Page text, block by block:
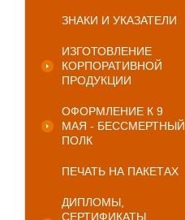
ЗНАКИ И УКАЗАТЕЛИ
ИЗГОТОВЛЕНИЕ
КОРПОРАТИВНОЙ
ПРОДУКЦИИ
ОФОРМЛЕНИЕ К 9
МАЯ - БЕССМЕРТНЫЙ
ПОЛК
ПЕЧАТЬ НА ПАКЕТАХ
ДИПЛОМЫ,
СЕРТИФИКАТЫ,